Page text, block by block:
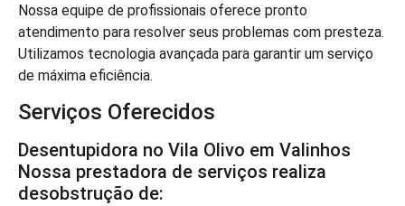
Nossa equipe de profissionais oferece pronto
atendimento para resolver seus problemas com presteza.
Utilizamos tecnologia avançada para garantir um serviço
de máxima eficiência.
Serviços Oferecidos
Desentupidora no Vila Olivo em Valinhos
Nossa prestadora de serviços realiza
desobstrução de: